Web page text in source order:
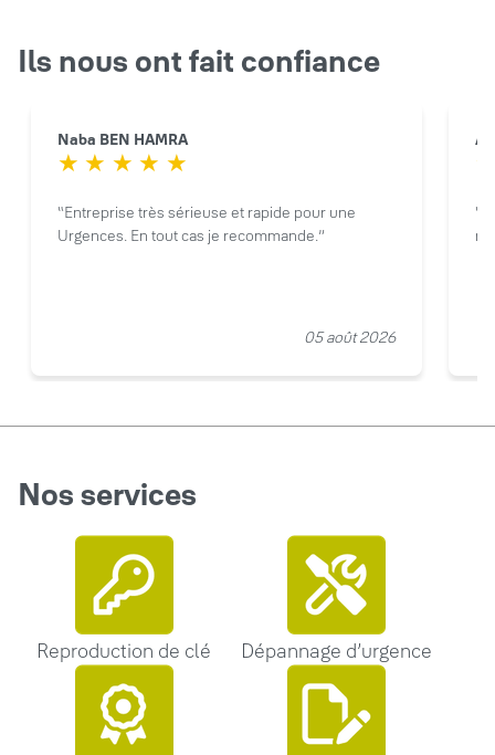
Ils nous ont fait confiance
Naba BEN HAMRA
05 août 2026
Entreprise très sérieuse et rapide pour une
Urgences. En tout cas je recommande.
Nos services
Reproduction de clé Dépannage d’urgence